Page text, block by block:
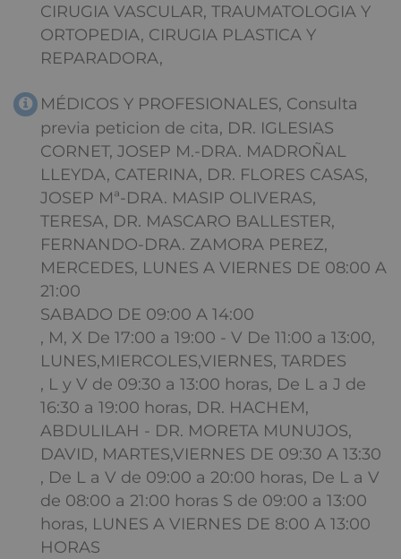
CIRUGIA VASCULAR, TRAUMATOLOGIA Y
ORTOPEDIA, CIRUGIA PLASTICA Y
REPARADORA,
MÉDICOS Y PROFESIONALES, Consulta
previa peticion de cita, DR. IGLESIAS
CORNET, JOSEP M.-DRA. MADROÑAL
LLEYDA, CATERINA, DR. FLORES CASAS,
JOSEP Mª-DRA. MASIP OLIVERAS,
TERESA, DR. MASCARO BALLESTER,
FERNANDO-DRA. ZAMORA PEREZ,
MERCEDES, LUNES A VIERNES DE 08:00 A
21:00
SABADO DE 09:00 A 14:00
, M, X De 17:00 a 19:00 - V De 11:00 a 13:00,
LUNES,MIERCOLES,VIERNES, TARDES
, L y V de 09:30 a 13:00 horas, De L a J de
16:30 a 19:00 horas, DR. HACHEM,
ABDULILAH - DR. MORETA MUNUJOS,
DAVID, MARTES,VIERNES DE 09:30 A 13:30
, De L a V de 09:00 a 20:00 horas, De L a V
de 08:00 a 21:00 horas S de 09:00 a 13:00
horas, LUNES A VIERNES DE 8:00 A 13:00
HORAS